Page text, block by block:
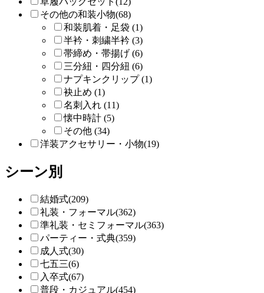
その他の和装小物(68)
和装肌着・足袋 (1)
半衿・刺繍半衿 (3)
帯締め・帯揚げ (6)
三分紐・四分紐 (6)
ナプキンクリップ (1)
袂止め (1)
名刺入れ (11)
懐中時計 (5)
その他 (34)
洋装アクセサリー・小物(19)
シーン別
結婚式(209)
礼装・フォーマル(362)
準礼装・セミフォーマル(363)
パーティー・式典(359)
成人式(30)
七五三(6)
入卒式(67)
普段・カジュアル(454)